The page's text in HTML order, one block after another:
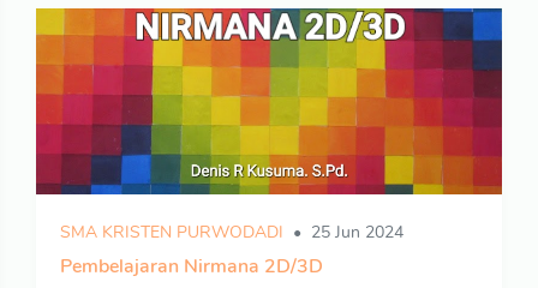
SMA KRISTEN PURWODADI 25 Jun 2024
Pembelajaran Nirmana 2D/3D